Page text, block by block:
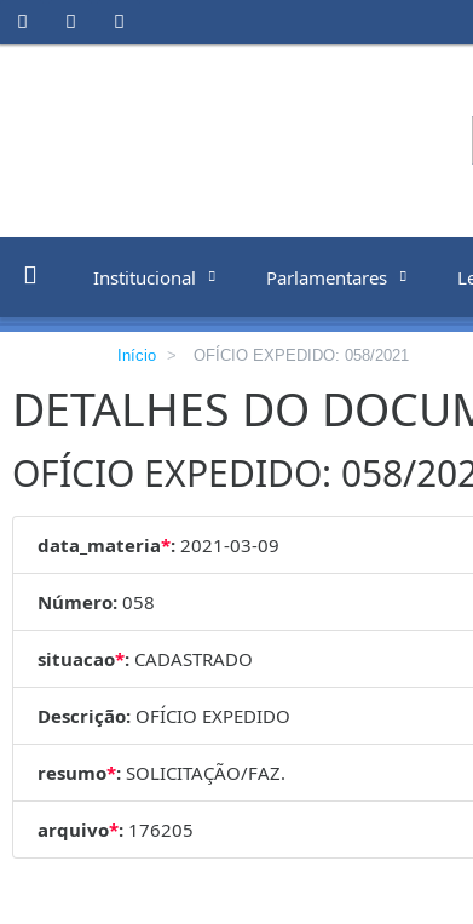
Institucional Parlamentares
Início > OFÍCIO EXPEDIDO: 058/2021
DETALHES DO
OFÍCIO EXPEDIDO: 058/
data_materia*: 2021-03-09
Número: 058
situacao*: CADASTRADO
Descrição: OFÍCIO EXPEDIDO
resumo*: SOLICITAÇÃO/FAZ.
arquivo*: 176205